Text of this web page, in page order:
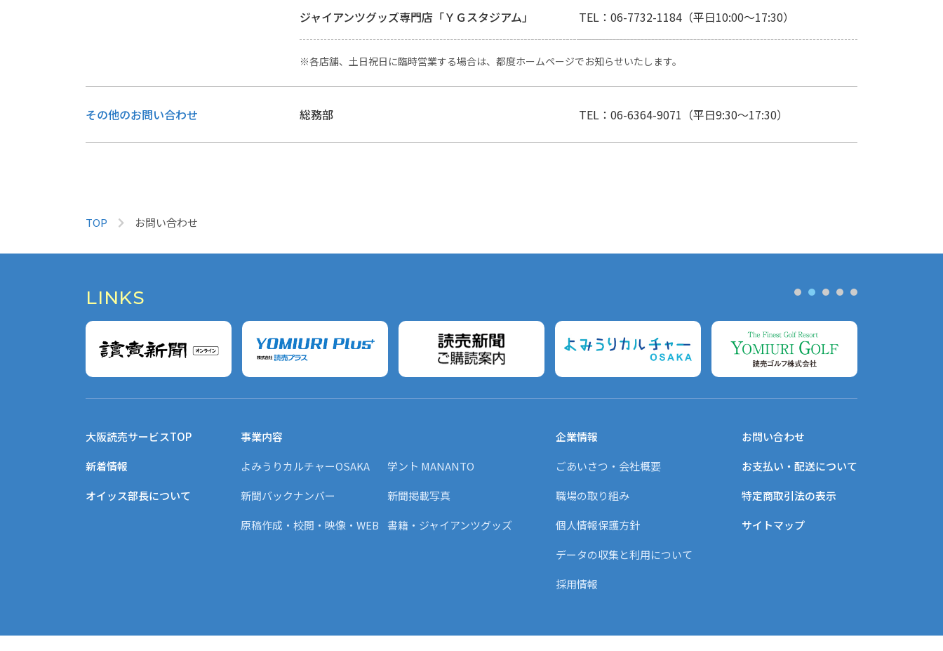
ジャイアンツグッズ専門店「ＹＧスタジアム」 TEL： 06-7732-1184（平日10:00～17:30）
各店舗、土日祝日に臨時営業する場合は、都度ホームページでお知らせいたします。
その他のお問い合わせ 総務部 TEL： 06-6364-9071 （平日9:30～17:30）
TOP お問い合わせ
LINKS
大阪読売サービスTOP
新着情報
オイッス部長について
事業内容
よみうりカルチャーOSAKA
学ント MANANTO
新聞バックナンバー
新聞掲載写真
原稿作成・校閲・映像・WEB
書籍・ジャイアンツグッズ
企業情報
ごあいさつ・会社概要
職場の取り組み
個人情報保護方針
データの収集と利用について
採用情報
お問い合わせ
お支払い・配送について
特定商取引法の表示
サイトマップ